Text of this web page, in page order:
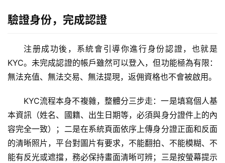
驗證身份，完成認證
注册成功後，系統會引導你進行身份認證，也就是
KYC。未完成認證的帳戶雖然可以登入，但功能極為有限：
無法充值、無法交易、無法提現，返佣資格也不會被啟用。
KYC流程本身不複雜，整體分三步走：一是填寫個人基
本資訊（姓名、國籍、出生日期等，必須與身分證件上的內
容完全一致）；二是在系統頁面依序上傳身分證正面和反面
的清晰照片，平台對圖片有要求，不能翻拍、不能模糊、不
能有反光或遮擋，務必保持畫面清晰可辨；三是按螢幕提示